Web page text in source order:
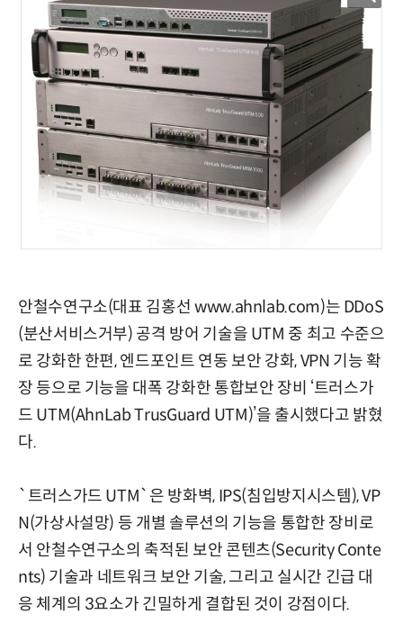
안철수연구소(대표 김홍선 www.ahnlab.com)는 DDoS
(분산서비스거부) 공격 방어 기술을 UTM 중 최고 수준으
로 강화한 한편, 엔드포인트 연동 보안 강화, VPN 기능 확
장 등으로 기능을 대폭 강화한 통합보안 장비 ‘트러스가
드 UTM(AhnLab TrusGuard UTM)’을 출시했다고 밝혔
다.
`트러스가드 UTM`은 방화벽, IPS(침입방지시스템), VP
N(가상사설망) 등 개별 솔루션의 기능을 통합한 장비로
서 안철수연구소의 축적된 보안 콘텐츠(Security Conte
nts) 기술과 네트워크 보안 기술, 그리고 실시간 긴급 대
응 체계의 3요소가 긴밀하게 결합된 것이 강점이다.